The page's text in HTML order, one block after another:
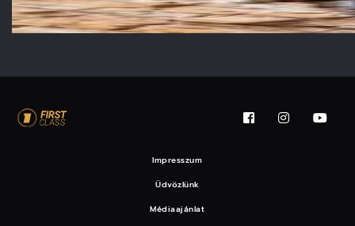
Impresszum
Üdvözlünk
Médiaajánlat